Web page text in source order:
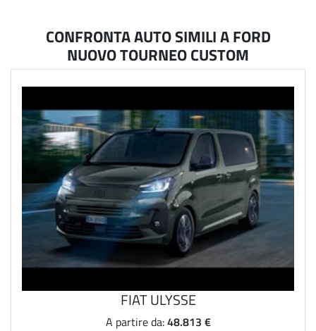
CONFRONTA AUTO SIMILI A FORD
NUOVO TOURNEO CUSTOM
FIAT ULYSSE
A partire da:48.813 €